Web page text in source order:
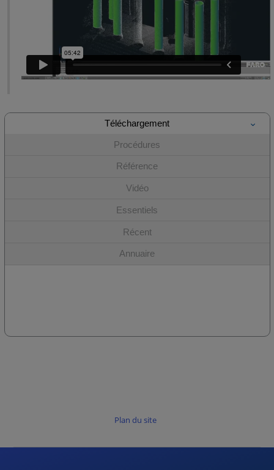
Téléchargement
Procédures
Référence
Vidéo
Essentiels
Récent
Annuaire
Plan du site